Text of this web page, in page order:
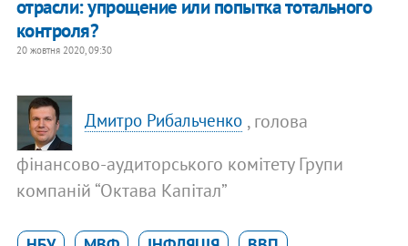
отрасли: упрощение или попытка тотального
контроля?
20 жовтня 2020, 09:30
Дмитро Рибальченко , голова
фінансово-аудиторського комітету Групи
компаній “Октава Капітал”